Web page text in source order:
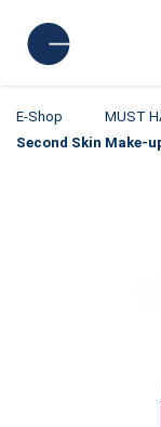
E-Shop MUST
Second Skin Make-